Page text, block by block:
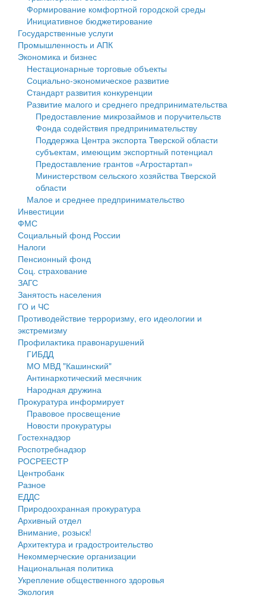
Государственные услуги
Промышленность и АПК
Экономика и бизнес
Символика
Устав
Гостям округа
Туризм
Культура
Образование
Здравоохранение
Социальная защита
Фотоальбом
муниципального округа Тверской области
Администрация Кашинского муниципального округа
Тверской области
Управление сельскими территориями
Открытые данные
Работа с обращениями граждан
Муниципальный контроль
Муниципальные услуги
Проекты административных регламентов
Антимонопольный комплаенс
Противодействие коррупции
Финансовое управление
Бюджет для граждан
Имущество
Выявление правообладателей ранее учтенных
объектов недвижимости
Имущественная поддержка субъектов малого и
среднего предпринимательства
Информационная поддержка субъектов малого и
среднего предпринимательства
Муниципальные программы
Контрольно-счетная палата
Персональные данные
Оценка регулирующего воздействия
Деятельность МУ
Нормативы градостроительного проектирования
Правила землепользования и застройки
Генеральные планы
Проекты планировки территории
Собрание депутатов
Городское поселение
Сельские поселения
Формирование комфортной городской среды
Инициативное бюджетирование
Государственные услуги
Промышленность и АПК
Экономика и бизнес
Нестационарные торговые объекты
Социально-экономическое развитие
Стандарт развития конкуренции
Развитие малого и среднего предпринимательства
Предоставление микрозаймов и поручительств
Фонда содействия предпринимательству
Поддержка Центра экспорта Тверской области
субъектам, имеющим экспортный потенциал
Предоставление грантов «Агростартап»
Министерством сельского хозяйства Тверской
области
Малое и среднее предпринимательство
Инвестиции
ФМС
Социальный фонд России
Налоги
Пенсионный фонд
Соц. страхование
ЗАГС
Занятость населения
ГО и ЧС
Противодействие терроризму, его идеологии и
экстремизму
Профилактика правонарушений
ГИБДД
МО МВД "Кашинский"
Антинаркотический месячник
Народная дружина
Прокуратура информирует
Правовое просвещение
Новости прокуратуры
Гостехнадзор
Роспотребнадзор
РОСРЕЕСТР
Центробанк
Разное
ЕДДС
Природоохранная прокуратура
Архивный отдел
Внимание, розыск!
Архитектура и градостроительство
Некоммерческие организации
Национальная политика
Укрепление общественного здоровья
Экология